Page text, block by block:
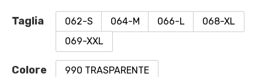
Taglia 062-S 064-M 066-L
068-XL
069-XXL
Colore 990 TRASPARENTE